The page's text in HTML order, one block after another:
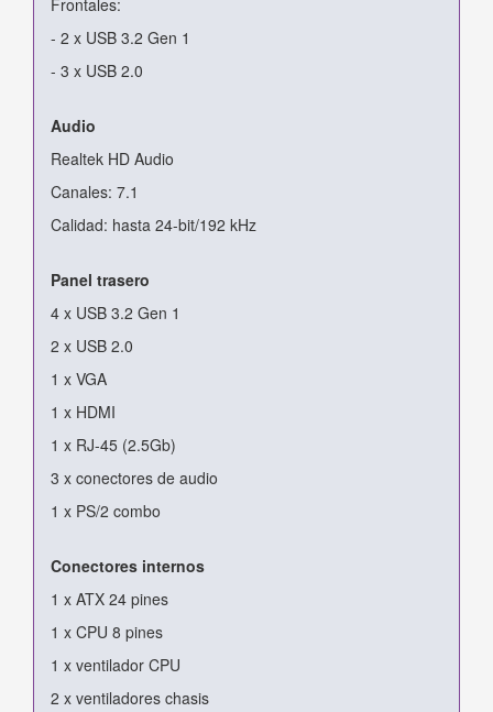
- 2 x USB 3.2 Gen 1
- 3 x USB 2.0
Audio
Realtek HD Audio
Canales: 7.1
Calidad: hasta 24-bit/192 kHz
Panel trasero
4 x USB 3.2 Gen 1
2 x USB 2.0
1 x VGA
1 x HDMI
1 x RJ-45 (2.5Gb)
3 x conectores de audio
1 x PS/2 combo
Conectores internos
1 x ATX 24 pines
1 x CPU 8 pines
1 x ventilador CPU
2 x ventiladores chasis